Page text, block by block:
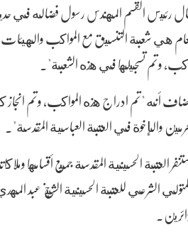
رئيس القسم المهندس رسول فضاله في
وتم تسجيلها في هذه الشعبة".
أنه "تم ادراج هذه المواكب، وتم انجاز
والإخوة في العتبة العباسية المقدسة".
العتبة الحسينية المقدسة جميع أقسامها
الشرعي للعتبة الحسينية الشيخ عبد